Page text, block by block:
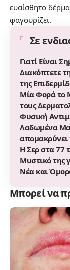
ευαίσθητο
φαγουρίζει.
Σε
Γιατί Είναι
Διακόπτετε
της
Μία Φορά το
τους
Φυσική
Λαδωμένα
απομακρύνει
Η Σερ στα 77
Μυστικό της
Νέα και
Μπορεί να